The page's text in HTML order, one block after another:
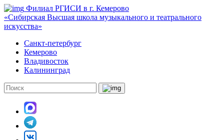
Филиал РГИСИ в г. Кемерово
«Сибирская Высшая школа музыкального и театрального
искусства»
Санкт-петербург
Кемерово
Владивосток
Калининград